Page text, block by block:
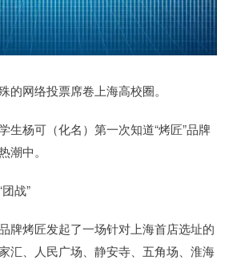
网络投票席卷上海高校圈。
杨可（化名）第一次知道“烤匠”品牌
潮中。
战”
烤匠发起了一场针对上海首店选址的
汇、人民广场、静安寺、五角场、淮海